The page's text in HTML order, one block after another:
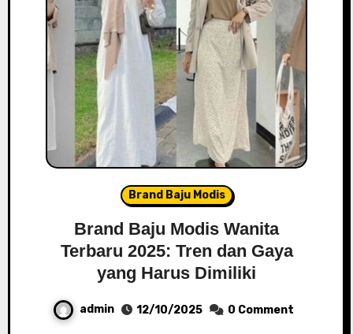
Brand Baju Modis
Brand Baju Modis Wanita
Terbaru 2025: Tren dan Gaya
yang Harus Dimiliki
admin 12/10/2025 0 Comment